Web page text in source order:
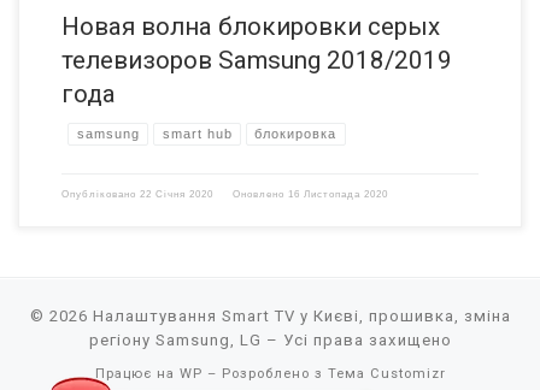
Новая волна блокировки серых
телевизоров Samsung 2018/2019
года
samsung smart hub блокировка
Опубліковано 22 Січня 2020 Оновлено 16 Листопада 2020
© 2026 Налаштування Smart TV у Києві, прошивка, зміна
регіону Samsung, LG – Усі права захищено
Працює на WP – Розроблено з Тема Customizr